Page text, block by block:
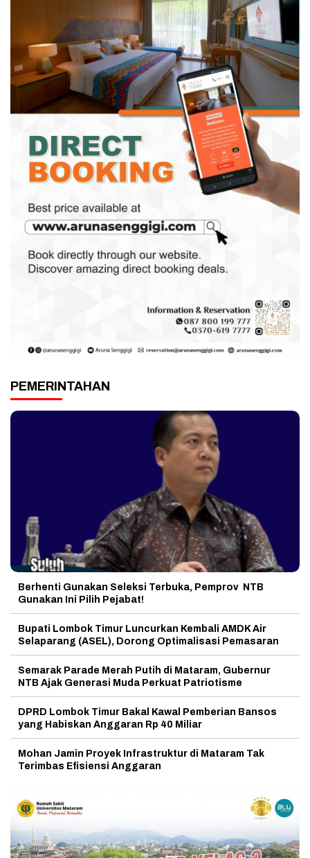
PEMERINTAHAN
Berhenti Gunakan Seleksi Terbuka, Pemprov NTB
Gunakan Ini Pilih Pejabat!
Bupati Lombok Timur Luncurkan Kembali AMDK Air
Selaparang (ASEL), Dorong Optimalisasi Pemasaran
Semarak Parade Merah Putih di Mataram, Gubernur
NTB Ajak Generasi Muda Perkuat Patriotisme
DPRD Lombok Timur Bakal Kawal Pemberian Bansos
yang Habiskan Anggaran Rp 40 Miliar
Mohan Jamin Proyek Infrastruktur di Mataram Tak
Terimbas Efisiensi Anggaran